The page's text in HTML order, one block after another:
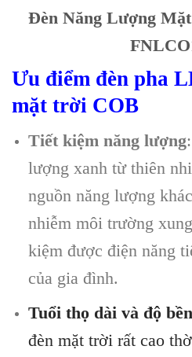
Đèn Năng Lượng
Ưu điểm đèn pha
mặt trời COB
Tiết kiệm năng lượng
lượng xanh từ thiên
nguồn năng lượng
nhiễm môi trường
kiệm được điện năng
của gia đình.
Tuổi thọ dài và độ
đèn mặt trời rất cao